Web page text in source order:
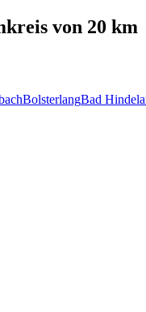
von 20 km
BolsterlangBad